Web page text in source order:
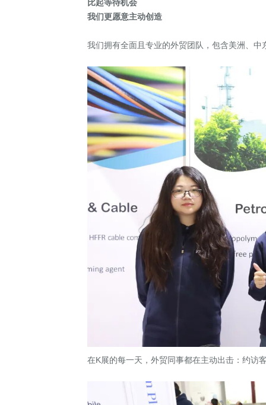
比起等待机会
我们更愿意主动创造
我们拥有全面且专业的外贸团队，包含美洲、中
在K展的每一天，外贸同事都在主动出击：约